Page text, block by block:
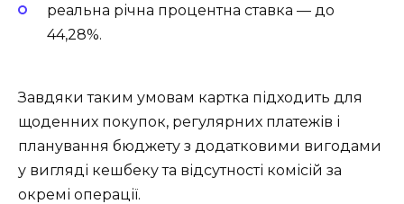
реальна річна процентна ставка — до
44,28%.
Завдяки таким умовам картка підходить для
щоденних покупок, регулярних платежів і
планування бюджету з додатковими вигодами
у вигляді кешбеку та відсутності комісій за
окремі операції.